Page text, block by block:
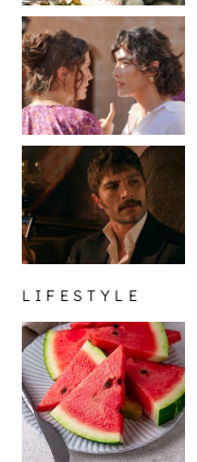
LIFESTYLE